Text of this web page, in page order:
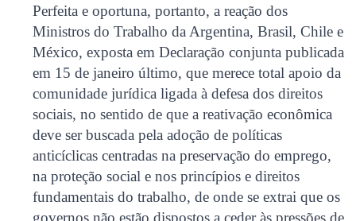
Perfeita e oportuna, portanto, a reação dos
Ministros do Trabalho da Argentina, Brasil, Chile e
México, exposta em Declaração conjunta publicada
em 15 de janeiro último, que merece total apoio da
comunidade jurídica ligada à defesa dos direitos
sociais, no sentido de que a reativação econômica
deve ser buscada pela adoção de políticas
anticíclicas centradas na preservação do emprego,
na proteção social e nos princípios e direitos
fundamentais do trabalho, de onde se extrai que os